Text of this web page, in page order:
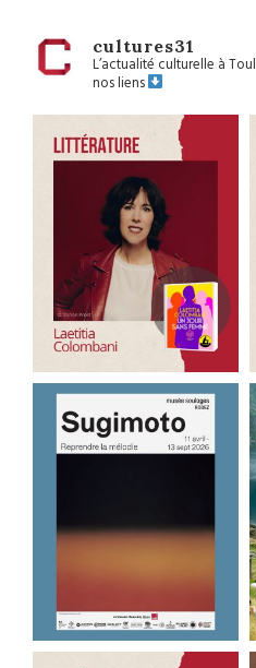
cultures31
L’actualité culturelle à
nos liens